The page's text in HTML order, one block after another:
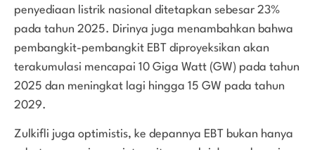
penyediaan listrik nasional ditetapkan sebesar 23%
pada tahun 2025. Dirinya juga menambahkan bahwa
pembangkit-pembangkit EBT diproyeksikan akan
terakumulasi mencapai 10 Giga Watt (GW) pada tahun
2025 dan meningkat lagi hingga 15 GW pada tahun
2029.
Zulkifli juga optimistis, ke depannya EBT bukan hanya